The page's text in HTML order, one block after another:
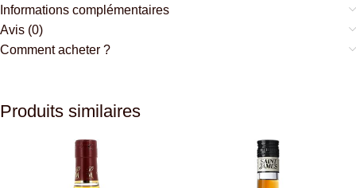
Informations complémentaires
Avis (0)
Comment acheter ?
Produits similaires